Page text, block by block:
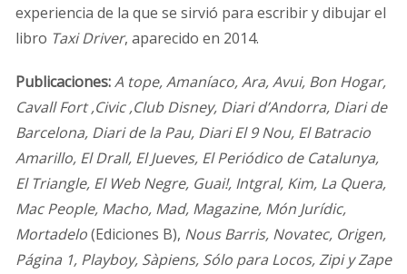
experiencia de la que se sirvió para escribir y dibujar el
libro Taxi Driver, aparecido en 2014.
Publicaciones:A tope, Amaníaco, Ara, Avui, Bon Hogar,
Cavall Fort ,Civic ,Club Disney, Diari d’Andorra, Diari de
Barcelona, Diari de la Pau, Diari El 9 Nou, El Batracio
Amarillo, El Drall, El Jueves, El Periódico de Catalunya,
El Triangle, El Web Negre, Guai!, Intgral, Kim, La Quera,
Mac People, Macho, Mad, Magazine, Món Jurídic,
Mortadelo(Ediciones B), Nous Barris, Novatec, Origen,
Página 1, Playboy, Sàpiens, Sólo para Locos, Zipi y Zape